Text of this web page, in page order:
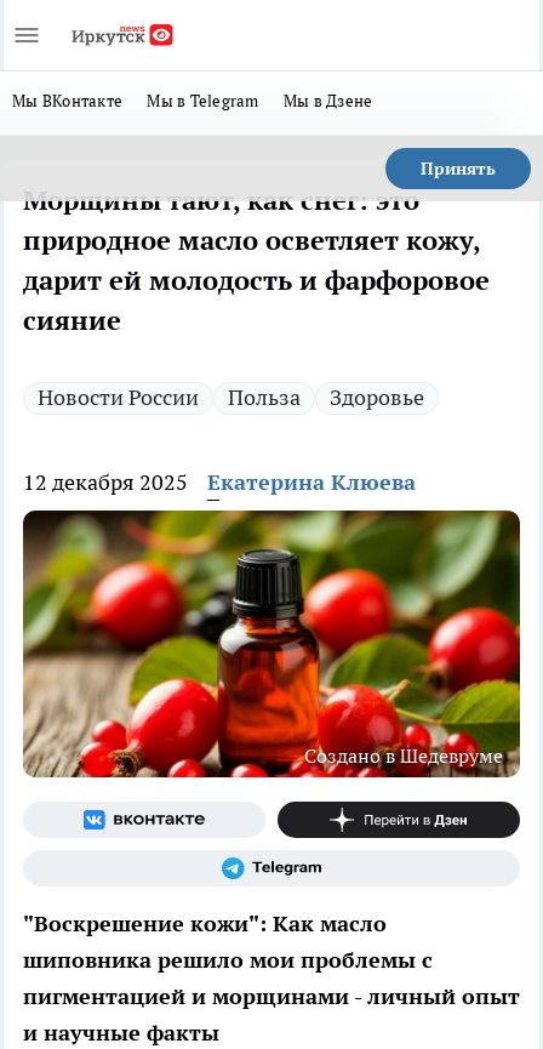
Мы ВКонтакте Мы в Telegram Мы в Дзене
Принять
Морщины тают, как снег: это
природное масло осветляет кожу,
дарит ей молодость и фарфоровое
сияние
Новости России Польза Здоровье
12 декабря 2025 Екатерина Клюева
Создано в Шедевруме
"Воскрешение кожи": Как масло
шиповника решило мои проблемы с
пигментацией и морщинами - личный опыт
и научные факты